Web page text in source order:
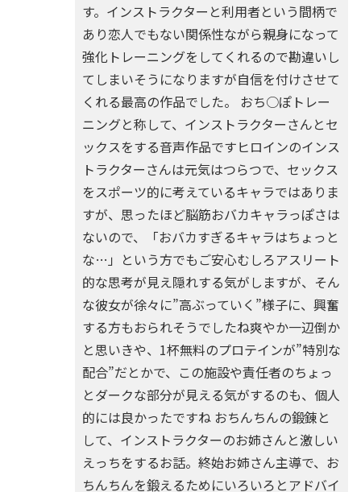
す。インストラクターと利用者という間柄で
あり恋人でもない関係性ながら親身になって
強化トレーニングをしてくれるので勘違いし
てしまいそうになりますが自信を付けさせて
くれる最高の作品でした。 おち○ぽトレー
ニングと称して、インストラクターさんとセ
ックスをする音声作品ですヒロインのインス
トラクターさんは元気はつらつで、セックス
をスポーツ的に考えているキャラではありま
すが、思ったほど脳筋おバカキャラっぽさは
ないので、「おバカすぎるキャラはちょっと
な…」という方でもご安心むしろアスリート
的な思考が見え隠れする気がしますが、そん
な彼女が徐々に”高ぶっていく”様子に、興奮
する方もおられそうでしたね爽やか一辺倒か
と思いきや、1杯無料のプロテインが”特別な
配合”だとかで、この施設や責任者のちょっ
とダークな部分が見える気がするのも、個人
的には良かったですね おちんちんの鍛錬と
して、インストラクターのお姉さんと激しい
えっちをするお話。終始お姉さん主導で、お
ちんちんを鍛えるためにいろいろとアドバイ